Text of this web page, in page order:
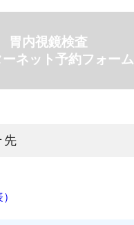
胃内視鏡検査
ーネット予約フォーム
先